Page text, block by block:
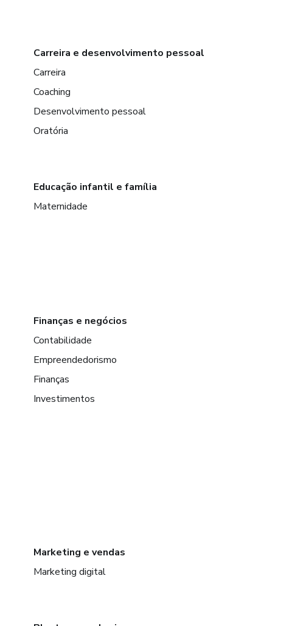
Carreira e desenvolvimento pessoal
Carreira
Coaching
Desenvolvimento pessoal
Oratória
Educação infantil e família
Maternidade
Finanças e negócios
Contabilidade
Empreendedorismo
Finanças
Investimentos
Marketing e vendas
Marketing digital